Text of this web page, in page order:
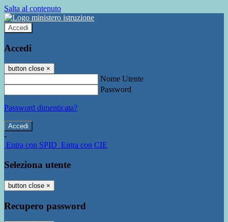
Salta al contenuto
Accedi
Accedi
button close ×
Nome Utente
Password
Password dimenticata?
-
Entra con SPID Entra con CIE
Seleziona utente
button close ×
Recupero password